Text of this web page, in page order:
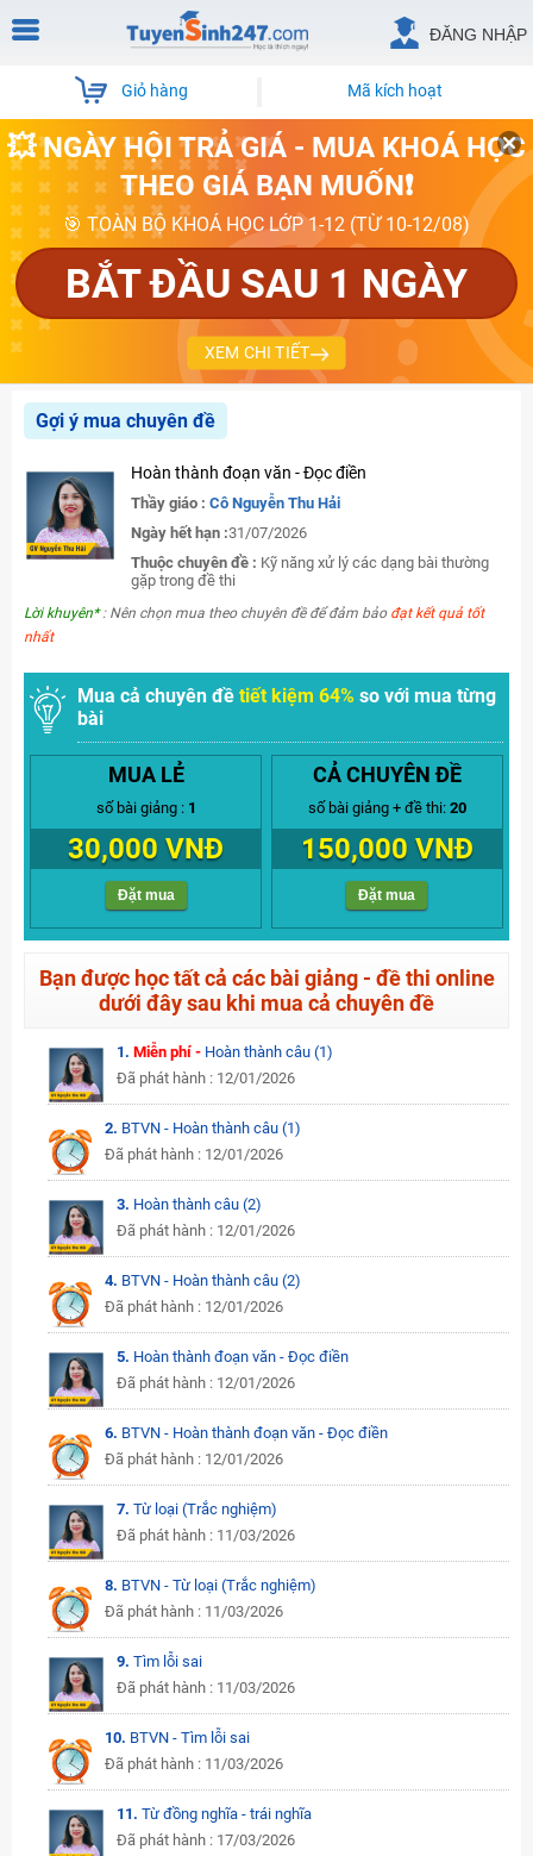
ĐĂNG NHẬP
Giỏ hàng Mã kích hoạt
💥 NGÀY HỘI TRẢ GIÁ - MUA KHOÁ HỌC
THEO GIÁ BẠN MUỐN❗
🎯 TOÀN BỘ KHOÁ HỌC LỚP 1-12 (TỪ 10-12/08)
BẮT ĐẦU SAU 1 NGÀY
XEM CHI TIẾT
Gợi ý mua chuyên đề
Hoàn thành đoạn văn - Đọc điền
Thầy giáo : Cô Nguyễn Thu Hải
Ngày hết hạn :31/07/2026
Thuộc chuyên đề : Kỹ năng xử lý các dạng bài thường
gặp trong đề thi
Lời khuyên*: Nên chọn mua theo chuyên đề để đảm bảo đạt kết quả tốt
nhất
Mua cả chuyên đề tiết kiệm 64% so với mua từng
bài
MUA LẺ
số bài giảng : 1
30,000 VNĐ
Đặt mua
CẢ CHUYÊN ĐỀ
số bài giảng + đề thi: 20
150,000 VNĐ
Đặt mua
Bạn được học tất cả các bài giảng - đề thi online
dưới đây sau khi mua cả chuyên đề
1. Miễn phí - Hoàn thành câu (1)
Đã phát hành : 12/01/2026
2. BTVN - Hoàn thành câu (1)
Đã phát hành : 12/01/2026
3. Hoàn thành câu (2)
Đã phát hành : 12/01/2026
4. BTVN - Hoàn thành câu (2)
Đã phát hành : 12/01/2026
5. Hoàn thành đoạn văn - Đọc điền
Đã phát hành : 12/01/2026
6. BTVN - Hoàn thành đoạn văn - Đọc điền
Đã phát hành : 12/01/2026
7. Từ loại (Trắc nghiệm)
Đã phát hành : 11/03/2026
8. BTVN - Từ loại (Trắc nghiệm)
Đã phát hành : 11/03/2026
9. Tìm lỗi sai
Đã phát hành : 11/03/2026
10. BTVN - Tìm lỗi sai
Đã phát hành : 11/03/2026
11. Từ đồng nghĩa - trái nghĩa
Đã phát hành : 17/03/2026